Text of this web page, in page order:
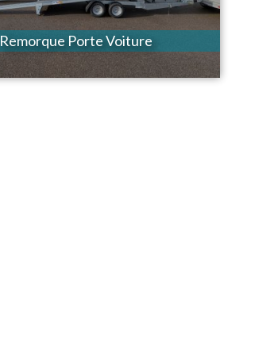
Remorque Porte Voiture